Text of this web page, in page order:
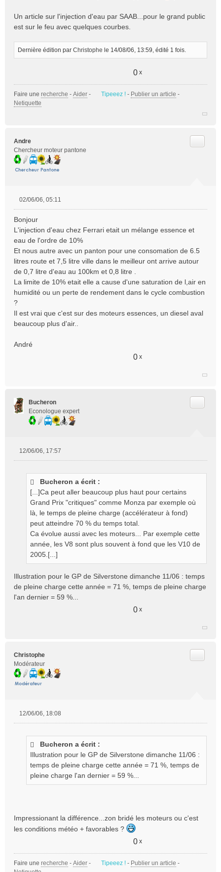
n
u
Un article sur l'injection d'eau par SAAB...pour le grand public
est sur le feu avec quelques courbes.
Dernière édition par Christophe le 14/08/06, 13:59, édité 1 fois.
0 x
Faire une recherche - Aider - Tipeeez ! - Publier un article -
Netiquette
Andre
Chercheur moteur pantone
s
s
a
g
e
n
l
02/06/06, 05:11
Bonjour
L'injection d'eau chez Ferrari etait un mélange essence et
eau de l'ordre de 10%
Et nous autre avec un panton pour une consomation de 6.5
litres route et 7,5 litre ville dans le meilleur ont arrive autour
de 0,7 litre d'eau au 100km et 0,8 litre .
La limite de 10% etait elle a cause d'une saturation de l,air en
humidité ou un perte de rendement dans le cycle combustion
?
Il est vrai que c'est sur des moteurs essences, un diesel aval
beaucoup plus d'air..
André
0 x
Bucheron
Econologue expert
12/06/06, 17:57
Bucheron a écrit :
[...]Ca peut aller beaucoup plus haut pour certains
Grand Prix "critiques" comme Monza par exemple où
là, le temps de pleine charge (accélérateur à fond)
peut atteindre 70 % du temps total.
Ca évolue aussi avec les moteurs... Par exemple cette
année, les V8 sont plus souvent à fond que les V10 de
2005.[...]
Illustration pour le GP de Silverstone dimanche 11/06 : temps
de pleine charge cette année = 71 %, temps de pleine charge
l'an dernier = 59 %...
0 x
Christophe
Modérateur
u
12/06/06, 18:08
Bucheron a écrit :
Illustration pour le GP de Silverstone dimanche 11/06 :
temps de pleine charge cette année = 71 %, temps de
pleine charge l'an dernier = 59 %...
Impressionant la différence...zon bridé les moteurs ou c'est
les conditions météo + favorables ?
0 x
Faire une recherche - Aider - Tipeeez ! - Publier un article -